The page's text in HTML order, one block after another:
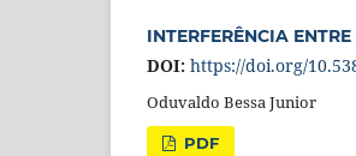
INTERFERÊNCIA
DOI: https://doi.org/
Oduvaldo Bessa Junior
PDF